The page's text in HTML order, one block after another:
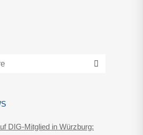
DIG-Mitglied in Würzburg: